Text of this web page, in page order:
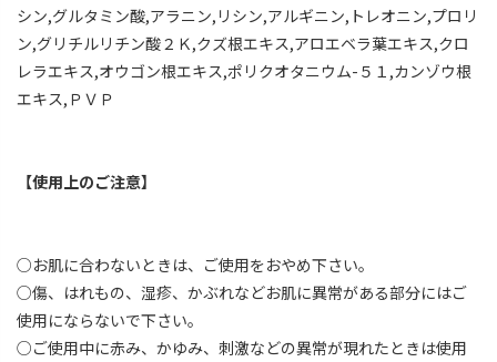
シン,グルタミン酸,アラニン,リシン,アルギニン,トレオニン,プロリ
ン,グリチルリチン酸２Ｋ,クズ根エキス,アロエベラ葉エキス,クロ
レラエキス,オウゴン根エキス,ポリクオタニウム-５１,カンゾウ根
エキス,ＰＶＰ
【使用上のご注意】
○お肌に合わないときは、ご使用をおやめ下さい。
○傷、はれもの、湿疹、かぶれなどお肌に異常がある部分にはご
使用にならないで下さい。
○ご使用中に赤み、かゆみ、刺激などの異常が現れたときは使用